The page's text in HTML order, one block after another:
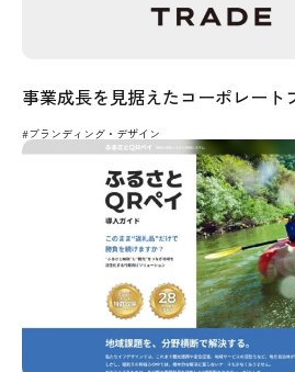
事業成長を見据えたコーポレート
#ブランディング・デザイン